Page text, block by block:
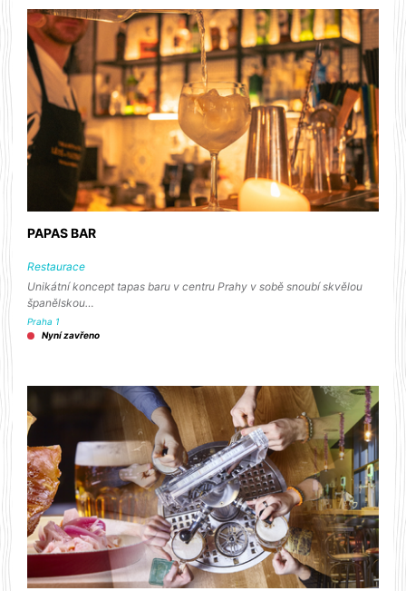
PAPAS BAR
Restaurace
Unikátní koncept tapas baru v centru Prahy v sobě snoubí skvělou
španělskou…
Praha 1
Nyní zavřeno